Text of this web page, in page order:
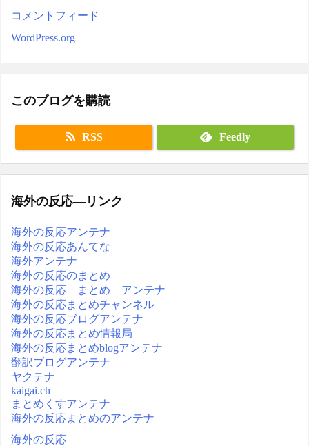
コメントフィード
WordPress.org
このブログを購読
RSS Feedly
海外の反応―リンク
海外の反応アンテナ
海外の反応あんてな
海外アンテナ
海外の反応のまとめ
海外の反応 まとめ アンテナ
海外の反応まとめチャンネル
海外の反応ブログアンテナ
海外の反応まとめ情報局
海外の反応まとめblogアンテナ
翻訳ブログアンテナ
ヤクテナ
kaigai.ch
まとめくすアンテナ
海外の反応まとめのアンテナ
海外の反応